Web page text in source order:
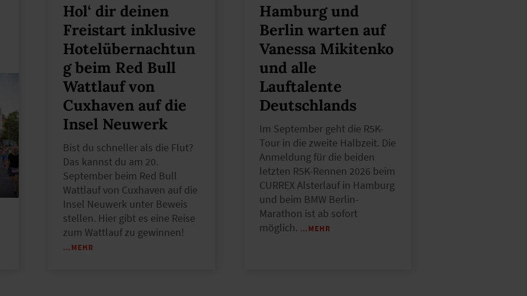
Hol‘ dir deinen
Freistart inklusive
Hotelübernachtun
g beim Red Bull
Wattlauf von
Cuxhaven auf die
Insel Neuwerk
Bist du schneller als die Flut?
Das kannst du am 20.
September beim Red Bull
Wattlauf von Cuxhaven auf die
Insel Neuwerk unter Beweis
stellen. Hier gibt es eine Reise
zum Wattlauf zu gewinnen!
…MEHR
Hamburg und
Berlin warten auf
Vanessa Mikitenko
und alle
Lauftalente
Deutschlands
Im September geht die R5K-
Tour in die zweite Halbzeit. Die
Anmeldung für die beiden
letzten R5K-Rennen 2026 beim
CURREX Alsterlauf in Hamburg
und beim BMW Berlin-
Marathon ist ab sofort
möglich. …MEHR